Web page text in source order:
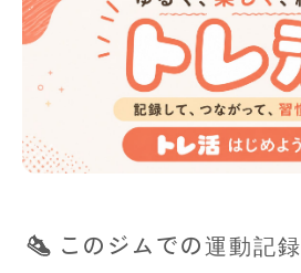
このジムでの運動記録